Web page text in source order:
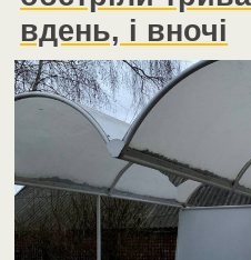
вдень, і вночі